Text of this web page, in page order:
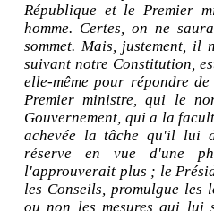
République et le Premier
homme. Certes, on ne
sommet. Mais, justement, il
suivant notre Constitution,
elle-même pour répondre
Premier ministre, qui le
Gouvernement, qui a la
achevée la tâche qu'il lui
réserve en vue d'une
l'approuverait plus ; le
les Conseils, promulgue les
ou non les mesures qui lui